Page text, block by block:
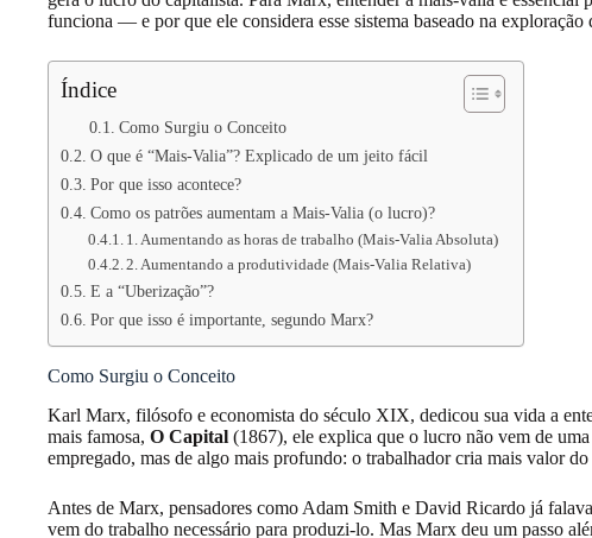
funciona — e por que ele considera esse sistema baseado na exploração
Índice
Como Surgiu o Conceito
O que é “Mais-Valia”? Explicado de um jeito fácil
Por que isso acontece?
Como os patrões aumentam a Mais-Valia (o lucro)?
1. Aumentando as horas de trabalho (Mais-Valia Absoluta)
2. Aumentando a produtividade (Mais-Valia Relativa)
E a “Uberização”?
Por que isso é importante, segundo Marx?
Como Surgiu o Conceito
Karl Marx, filósofo e economista do século XIX, dedicou sua vida a
mais famosa, O Capital (1867), ele explica que o lucro não vem de
empregado, mas de algo mais profundo: o trabalhador cria mais valor
Antes de Marx, pensadores como Adam Smith e David Ricardo já
vem do trabalho necessário para produzi-lo. Mas Marx deu um passo